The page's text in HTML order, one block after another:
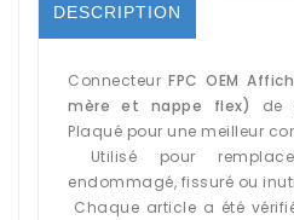
DESCRIPTION
Connecteur FPC OEM
mère et nappe flex)
de
Plaqué pour une meilleur
Utilisé pour
endommagé, fissuré ou
Chaque article a été